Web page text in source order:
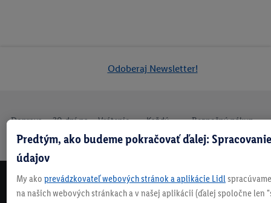
Odoberaj Newsletter!
Doprava
zadarmo
nad 70 €¹
30 dní na
vrátenie
Vrátenie
zadarmo
Každý
týždeň
niečo nové
Bezpečný nákup
NEWSLETTER
Predtým, ako budeme pokračovať ďalej:
údajov
My ako prevádzkovateľ webových stránok a aplikácie Lidl
na našich webových stránkach a v našej aplikácii (ďalej spoločne len